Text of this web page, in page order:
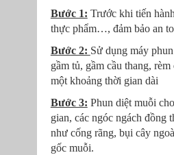
Bước 1: Trước khi tiến hành
thực phẩm…, đảm bảo an
Bước 2: Sử dụng máy
gầm tủ, gầm cầu thang,
một khoảng thời gian dài
Bước 3: Phun diệt muỗi
gian, các ngóc ngách đồng
như cống rãng, bụi cây
gốc muỗi.